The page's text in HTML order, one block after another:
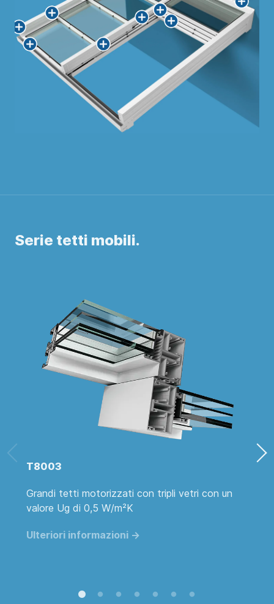
Serie tetti mobili.
T8003
Grandi tetti motorizzati con tripli vetri con un
valore Ug di 0,5 W/m²K
Ulteriori informazioni ->